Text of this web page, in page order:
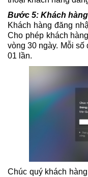
Bước 5: Khách
Khách hàng đăng
Cho phép khách
vòng 30 ngày. Mỗi
01 lần.
Chúc quý khách